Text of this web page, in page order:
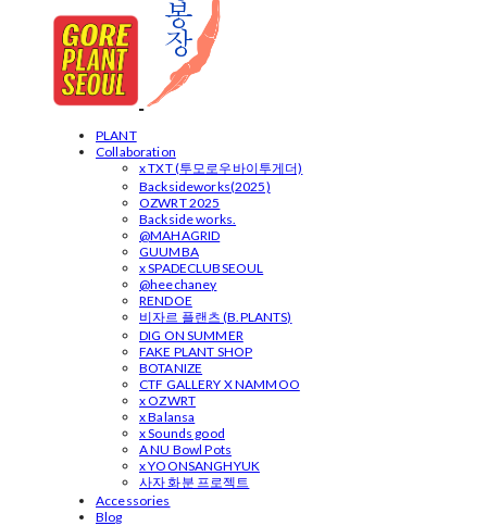
PLANT
Collaboration
x TXT (투모로우바이투게더)
Backsideworks(2025)
OZWRT 2025
Backside works.
@MAHAGRID
GUUMBA
x SPADECLUBSEOUL
@heechaney
RENDOE
비자르 플랜츠 (B.PLANTS)
DIG ON SUMMER
FAKE PLANT SHOP
BOTANIZE
CTF GALLERY X NAMMOO
x OZWRT
x Balansa
x Sounds good
A NU Bowl Pots
x YOONSANGHYUK
사자 화분 프로젝트
Accessories
Blog